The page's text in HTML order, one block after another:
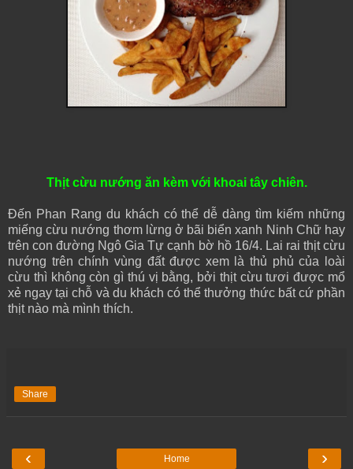
Thịt cừu nướng ăn kèm với khoai tây chiên.
Đến Phan Rang du khách có thể dễ dàng tìm kiếm những
miếng cừu nướng thơm lừng ở bãi biển xanh Ninh Chữ hay
trên con đường Ngô Gia Tự cạnh bờ hồ 16/4. Lai rai thịt cừu
nướng trên chính vùng đất được xem là thủ phủ của loài
cừu thì không còn gì thú vị bằng, bởi thịt cừu tươi được mổ
xẻ ngay tại chỗ và du khách có thể thưởng thức bất cứ phần
thịt nào mà mình thích.
Share
‹ ›
Home